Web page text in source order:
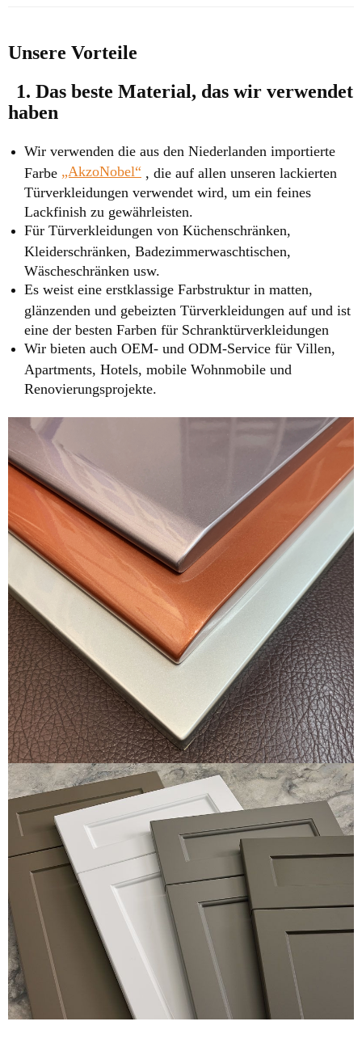
Unsere Vorteile
1. Das beste Material, das wir verwendet
haben
Wir verwenden die aus den Niederlanden importierte
Farbe „AkzoNobel“ , die auf allen unseren lackierten
Türverkleidungen verwendet wird, um ein feines
Lackfinish zu gewährleisten.
Für Türverkleidungen von Küchenschränken,
Kleiderschränken, Badezimmerwaschtischen,
Wäscheschränken usw.
Es weist eine erstklassige Farbstruktur in matten,
glänzenden und gebeizten Türverkleidungen auf und ist
eine der besten Farben für Schranktürverkleidungen
Wir bieten auch OEM- und ODM-Service für Villen,
Apartments, Hotels, mobile Wohnmobile und
Renovierungsprojekte.